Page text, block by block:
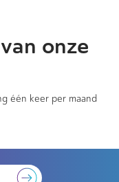
onze
één keer per maand